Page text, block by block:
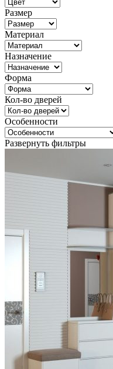
Размер
Материал
Назначение
Форма
Кол-во дверей
Особенности
Развернуть фильтры